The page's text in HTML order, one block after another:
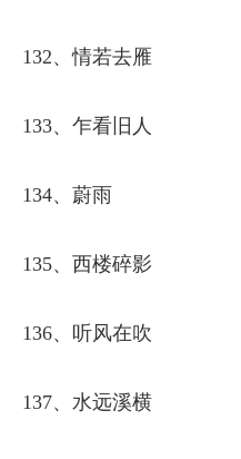
132、情若去雁
133、乍看旧人
134、蔚雨
135、西楼碎影
136、听风在吹
137、水远溪横